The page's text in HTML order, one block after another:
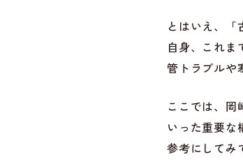
とはいえ、
自身、これ
管トラブルや
ここでは、
いった重要な
参考にしてみ